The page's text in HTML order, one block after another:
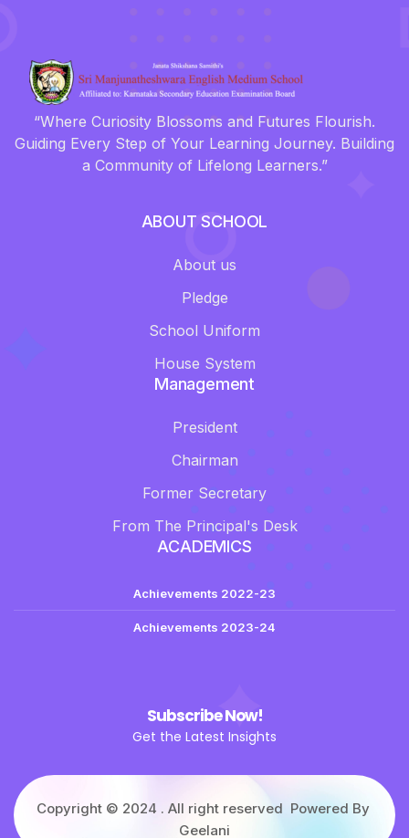
“Where Curiosity Blossoms and Futures Flourish.
Guiding Every Step of Your Learning Journey. Building
a Community of Lifelong Learners.”
ABOUT SCHOOL
About us
Pledge
School Uniform
House System
Management
President
Chairman
Former Secretary
From The Principal's Desk
ACADEMICS
Achievements 2022-23
Achievements 2023-24
Subscribe Now!
Get the Latest Insights
Copyright © 2024 . All right reserved Powered By
Geelani